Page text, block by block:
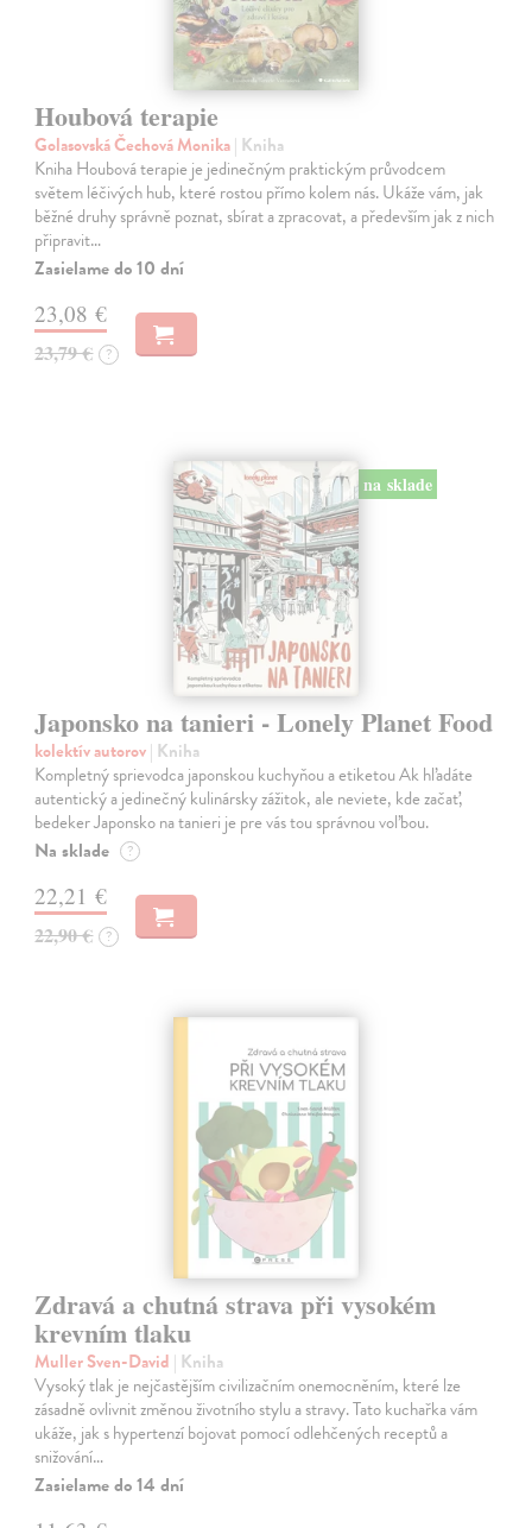
Houbová terapie
Golasovská Čechová Monika| Kniha
Kniha Houbová terapie je jedinečným praktickým průvodcem
světem léčivých hub, které rostou přímo kolem nás. Ukáže vám, jak
běžné druhy správně poznat, sbírat a zpracovat, a především jak z nich
připravit…
Zasielame do 10 dní
23,08 €
23,79 € ?
na sklade
Japonsko na tanieri - Lonely Planet Food
kolektív autorov| Kniha
Kompletný sprievodca japonskou kuchyňou a etiketou Ak hľadáte
autentický a jedinečný kulinársky zážitok, ale neviete, kde začať,
bedeker Japonsko na tanieri je pre vás tou správnou voľbou.
Na sklade ?
22,21 €
22,90 € ?
Zdravá a chutná strava při vysokém
krevním tlaku
Muller Sven-David | Kniha
Vysoký tlak je nejčastějším civilizačním onemocněním, které lze
zásadně ovlivnit změnou životního stylu a stravy. Tato kuchařka vám
ukáže, jak s hypertenzí bojovat pomocí odlehčených receptů a
snižování…
Zasielame do 14 dní